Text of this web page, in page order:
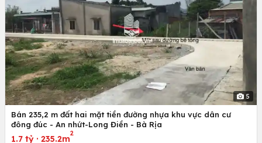
5
Bán 235,2 m đất hai mặt tiền đường nhựa khu vực dân cư
đông đúc - An nhứt-Long Điền - Bà Rịa
1.7 tỷ · 235.2m
2